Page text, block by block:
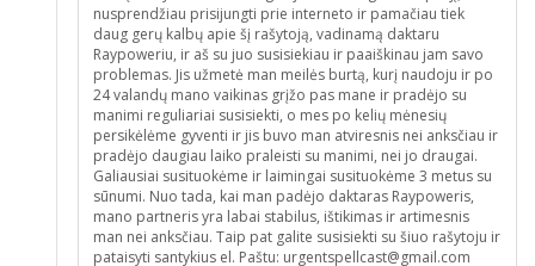
nusprendžiau prisijungti prie interneto ir pamačiau tiek
daug gerų kalbų apie šį rašytoją, vadinamą daktaru
Raypoweriu, ir aš su juo susisiekiau ir paaiškinau jam savo
problemas. Jis užmetė man meilės burtą, kurį naudoju ir po
24 valandų mano vaikinas grįžo pas mane ir pradėjo su
manimi reguliariai susisiekti, o mes po kelių mėnesių
persikėlėme gyventi ir jis buvo man atviresnis nei anksčiau ir
pradėjo daugiau laiko praleisti su manimi, nei jo draugai.
Galiausiai susituokėme ir laimingai susituokėme 3 metus su
sūnumi. Nuo tada, kai man padėjo daktaras Raypoweris,
mano partneris yra labai stabilus, ištikimas ir artimesnis
man nei anksčiau. Taip pat galite susisiekti su šiuo rašytoju ir
pataisyti santykius el. Paštu: urgentspellcast@gmail.com